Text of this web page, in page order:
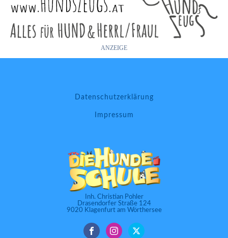
ANZEIGE
Datenschutzerklärung
Impressum
Inh. Christian Pohler
Drasendorfer Straße 124
9020 Klagenfurt am Wörthersee